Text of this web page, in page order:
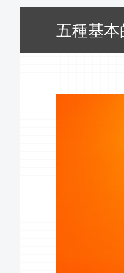
五種基本